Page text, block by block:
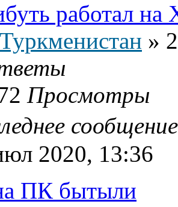
работал на
»
Просмотры
2020, 13:36
ПК бытыли